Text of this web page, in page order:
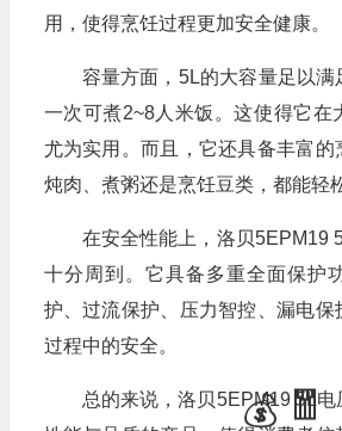
用，使得烹饪过程更加安全健康。
容量方面，5L的大容量足以满
一次可煮2~8人米饭。这使得它在
尤为实用。而且，它还具备丰富的
炖肉、煮粥还是烹饪豆类，都能轻
在安全性能上，洛贝5EPM19
十分周到。它具备多重全面保护
护、过流保护、压力智控、漏电保
过程中的安全。
总的来说，洛贝5EPM19 5L
🧧